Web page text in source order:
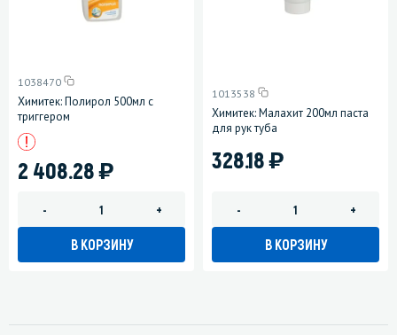
1038470
Химитек: Полирол 500мл с
триггером
2 408.28)
- +
В КОРЗИНУ
1013538
Химитек: Малахит 200мл паста
для рук туба
328.18)
- +
В КОРЗИНУ